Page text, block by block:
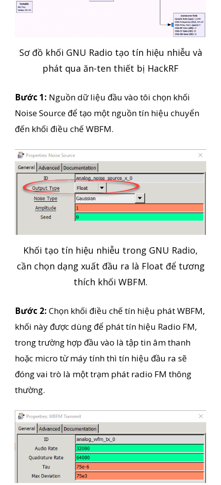
Sơ đồ khối GNU Radio tạo tín hiệu nhiễu và
phát qua ăn-ten thiết bị HackRF
Bước 1: Nguồn dữ liệu đầu vào tôi chọn khối
Noise Source để tạo một nguồn tín hiệu chuyển
đến khối điều chế WBFM.
Khối tạo tín hiệu nhiễu trong GNU Radio,
cần chọn dạng xuất đầu ra là Float để tương
thích khối WBFM.
Bước 2: Chọn khối điều chế tín hiệu phát WBFM,
khối này được dùng để phát tín hiệu Radio FM,
trong trường hợp đầu vào là tập tin âm thanh
hoặc micro từ máy tính thì tín hiệu đầu ra sẽ
đóng vai trò là một trạm phát radio FM thông
thường.